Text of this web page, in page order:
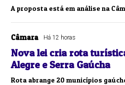
A proposta está em análise na
Câmara Há 12 horas
Nova lei cria rota
Alegre e Serra Gaúcha
Rota abrange 20 municípios